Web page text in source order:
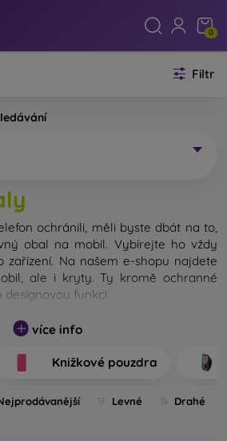
0
Filtr
ochránili, měli byste dbát na to,
obal na mobil. Vybírejte ho vždy
zařízení. Na našem e-shopu najdete
ale i kryty. Ty kromě ochranné
funkci.
také nazvat zadní kryt. Je určen na
Jednotlivé kryty na mobil se
a použitým materiálem na jejich
na mobil rozlišujeme?
více info
Knižkové pouzdra
Levné Drahé